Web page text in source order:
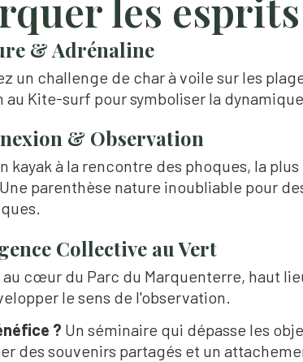
& Adrénaline
un challenge de char à voile sur les
au Kite-surf pour symboliser la
& Observation
kayak à la rencontre des phoques, la
parenthèse nature inoubliable pour
Collective au Vert
cœur du Parc du Marquenterre, haut
le sens de l'observation.
? Un séminaire qui dépasse les
des souvenirs partagés et un